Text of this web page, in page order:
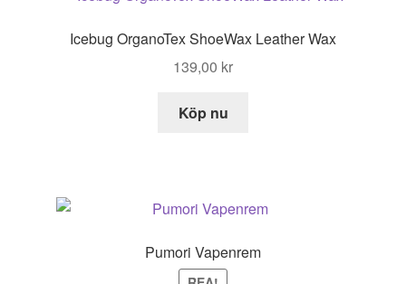
Icebug OrganoTex ShoeWax Leather Wax
139,00 kr
Köp nu
Pumori Vapenrem